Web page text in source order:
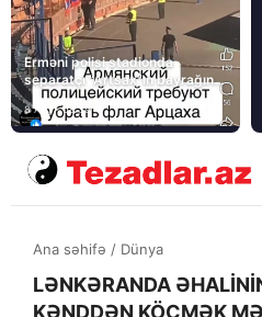
Erməni polisi stadionda
separatçı “Artsax”ın bayrağını
müsadirə etdi və…
8 Avq • 08:39
Ana səhifə / Dünya
LƏNKƏRANDA
KƏNDDƏN KÖÇMƏK